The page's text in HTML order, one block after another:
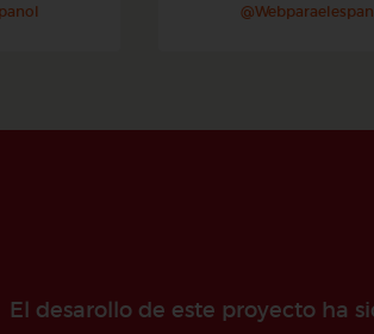
El desarollo de este proyecto ha